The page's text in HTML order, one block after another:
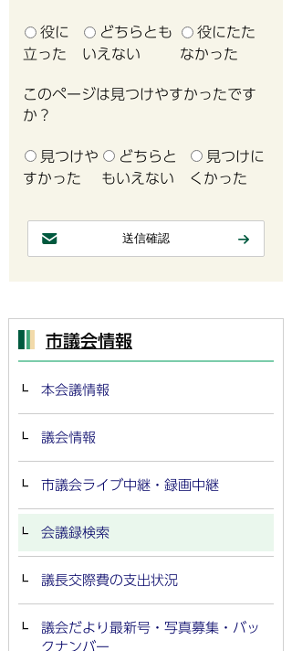
役に
立った
どちらとも
いえない
役にたた
なかった
このページは見つけやすかったです
か？
見つけや
すかった
どちらと
もいえない
見つけに
くかった
市議会情報
本会議情報
議会情報
市議会ライブ中継・録画中継
会議録検索
議長交際費の支出状況
議会だより最新号・写真募集・バッ
クナンバー